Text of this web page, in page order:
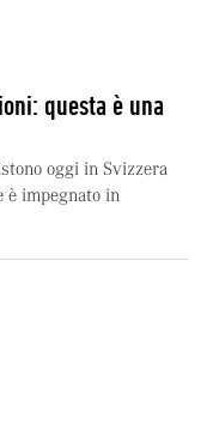
questa è una
oggi in Svizzera
è impegnato in